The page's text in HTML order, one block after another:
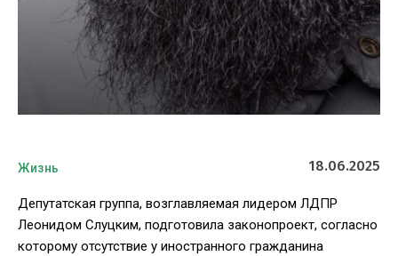
Жизнь 18.06.2025
Депутатская группа, возглавляемая лидером ЛДПР
Леонидом Слуцким, подготовила законопроект, согласно
которому отсутствие у иностранного гражданина